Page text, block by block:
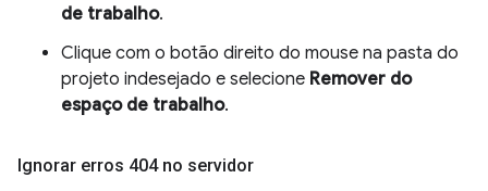
de trabalho.
Clique com o botão direito do mouse na pasta do
projeto indesejado e selecione Remover do
espaço de trabalho.
Ignorar erros 404 no servidor